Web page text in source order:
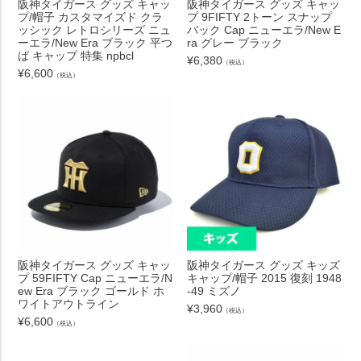
阪神タイガース グッズ キャッ
プ/帽子 カスタマイズド クラ
ッシック レトロシリーズ ニュ
ーエラ/New Era ブラック 平つ
ば キャップ 特集 npbcl
¥6,600 （税込）
阪神タイガース グッズ キャッ
プ 9FIFTY 2トーン スナップ
バック Cap ニューエラ/New E
ra グレー ブラック
¥6,380 （税込）
阪神タイガース グッズ キャッ
プ 59FIFTY Cap ニューエラ/N
ew Era ブラック ゴールド ホ
ワイトアウトライン
¥6,600 （税込）
阪神タイガース グッズ キッズ
キャップ/帽子 2015 復刻 1948
-49 ミズノ
¥3,960 （税込）